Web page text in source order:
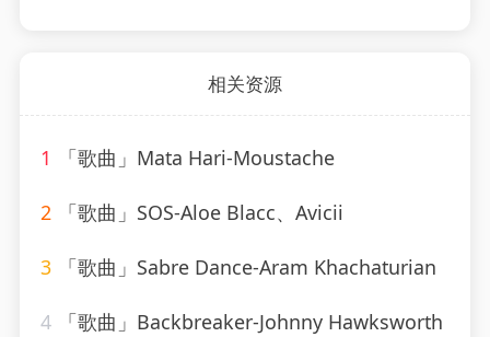
相关资源
1 「歌曲」Mata Hari-Moustache
2 「歌曲」SOS-Aloe Blacc、Avicii
3 「歌曲」Sabre Dance-Aram Khachaturian
4 「歌曲」Backbreaker-Johnny Hawksworth